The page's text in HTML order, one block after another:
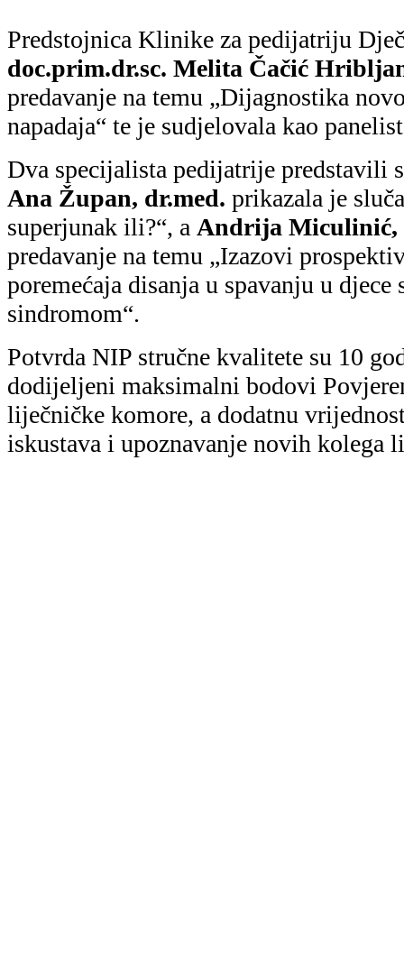
Predstojnica Klinike za pedijatriju
doc.prim.dr.sc. Melita Čačić
predavanje na temu „Dijagnostika
napadaja“ te je sudjelovala kao
Dva specijalista pedijatrije predstavili
Ana Župan, dr.med. prikazala je
superjunak ili?“, a Andrija Miculinić,
predavanje na temu „Izazovi
poremećaja disanja u spavanju u
sindromom“.
Potvrda NIP stručne kvalitete su 10
dodijeljeni maksimalni bodovi
liječničke komore, a dodatnu
iskustava i upoznavanje novih kolega